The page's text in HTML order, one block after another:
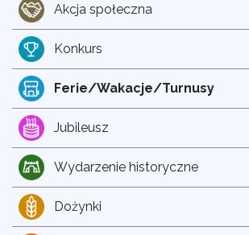
Akcja społeczna
Konkurs
Ferie/Wakacje/Turnusy
Jubileusz
Wydarzenie historyczne
Dożynki